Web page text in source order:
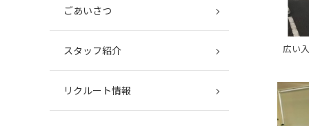
ごあいさつ
スタッフ紹介
リクルート情報
広い